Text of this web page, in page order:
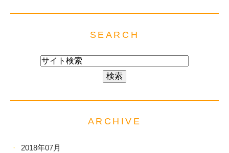
SEARCH
ARCHIVE
2018年07月